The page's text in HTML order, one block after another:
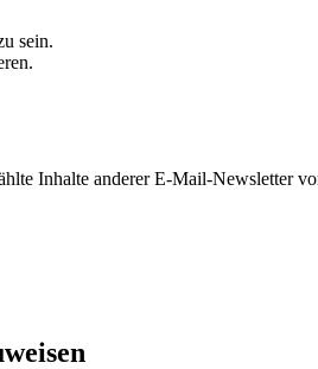
sein.
Inhalte anderer E-Mail-Newsletter